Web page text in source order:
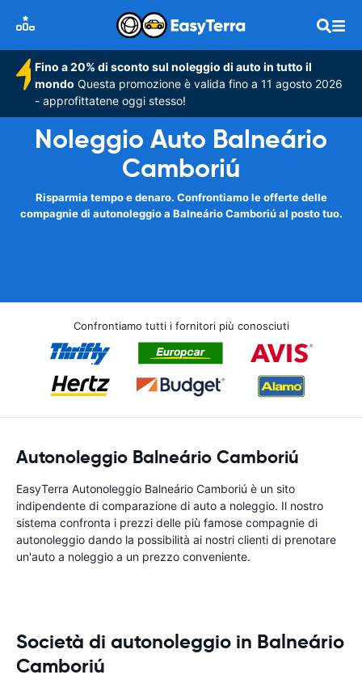
Fino a 20% di sconto sul noleggio di auto in tutto il
mondo Questa promozione è valida fino a 11 agosto 2026
- approfittatene oggi stesso!
Noleggio Auto Balneário
Camboriú
Risparmia tempo e denaro. Confrontiamo le offerte delle
compagnie di autonoleggio a Balneário Camboriú al posto tuo.
Confrontiamo tutti i fornitori più conosciuti
Autonoleggio Balneário Camboriú
EasyTerra Autonoleggio Balneário Camboriú è un sito
indipendente di comparazione di auto a noleggio. Il nostro
sistema confronta i prezzi delle più famose compagnie di
autonoleggio dando la possibilità ai nostri clienti di prenotare
un'auto a noleggio a un prezzo conveniente.
Società di autonoleggio in Balneário
Camboriú